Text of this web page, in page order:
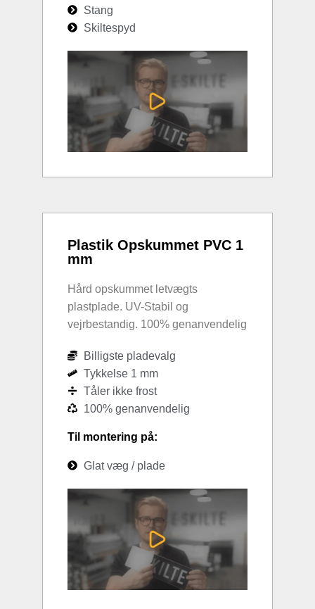
Stang
Skiltespyd
Plastik Opskummet PVC 1
mm
Hård opskummet letvægts
plastplade. UV-Stabil og
vejrbestandig. 100% genanvendelig
Billigste pladevalg
Tykkelse 1 mm
Tåler ikke frost
100% genanvendelig
Til montering på:
Glat væg / plade